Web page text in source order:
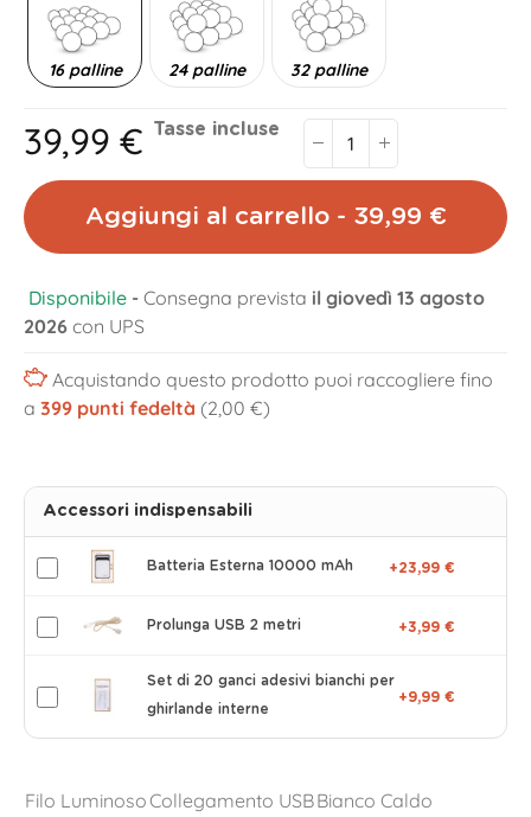
16 palline 24 palline 32 palline
39,99 € Tasse incluse
Aggiungi al carrello - 39,99 €
Disponibile - Consegna prevista il giovedì 13 agosto
2026 con UPS
Acquistando questo prodotto puoi raccogliere fino
a 399 punti fedeltà (2,00 €)
Accessori indispensabili
Batteria Esterna 10000 mAh +23,99 €
Prolunga USB 2 metri +3,99 €
Set di 20 ganci adesivi bianchi per
ghirlande interne
+9,99 €
Filo LuminosoCollegamento USBBianco Caldo